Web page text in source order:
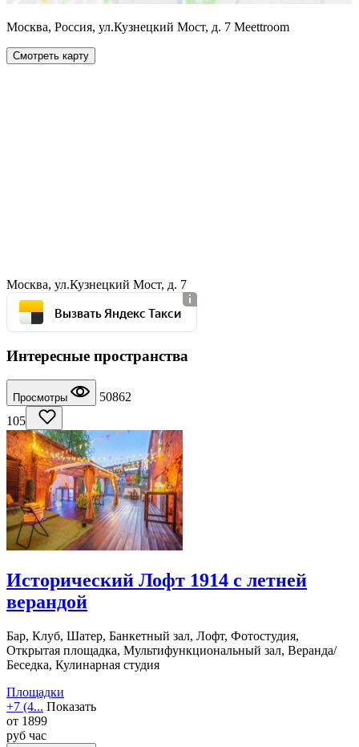
Москва, Россия, ул.Кузнецкий Мост, д. 7 Meettroom
Смотреть карту
Москва, ул.Кузнецкий Мост, д. 7
Вызвать Яндекс Такси
Интересные пространства
Просмотры
50862
105
Исторический Лофт 1914 с летней
верандой
Бар, Клуб, Шатер, Банкетный зал, Лофт, Фотостудия,
Открытая площадка, Мультифункциональный зал, Веранда/
Беседка, Кулинарная студия
Площадки
+7 (4... Показать
от 1899
руб час